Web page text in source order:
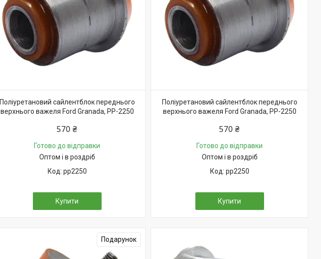
Поліуретановий сайлентблок переднього
верхнього важеля Ford Granada, PP-2250
570 ₴
Готово до відправки
Оптом і в роздріб
pp2250
Купити
Поліуретановий сайлентблок переднього
верхнього важеля Ford Granada, PP-2250
570 ₴
Готово до відправки
Оптом і в роздріб
pp2250
Купити
Подарунок